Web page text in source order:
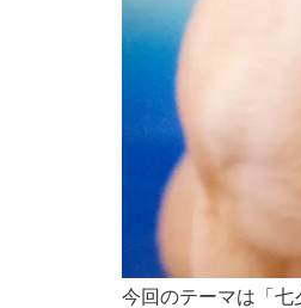
今回のテーマは「七